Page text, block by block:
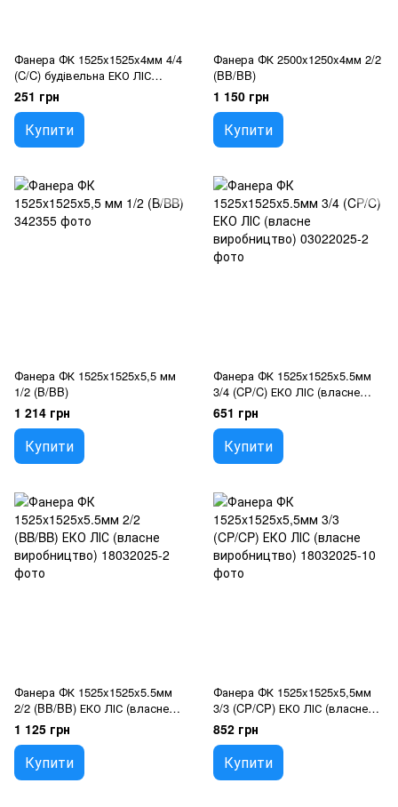
Фанера ФК 1525x1525x4мм 4/4
(C/C) будівельна ЕКО ЛІС
(власне виробництво)
251 грн
Купити
Фанера ФК 2500x1250x4мм 2/2
(BB/BB)
1 150 грн
Купити
Фанера ФК 1525x1525x5,5 мм
1/2 (B/BB)
1 214 грн
Купити
Фанера ФК 1525x1525x5.5мм
3/4 (CP/C) ЕКО ЛІС (власне
виробництво)
651 грн
Купити
Фанера ФК 1525x1525x5.5мм
2/2 (BB/BB) ЕКО ЛІС (власне
виробництво)
1 125 грн
Купити
Фанера ФК 1525x1525x5,5мм
3/3 (CP/CP) ЕКО ЛІС (власне
виробництво)
852 грн
Купити